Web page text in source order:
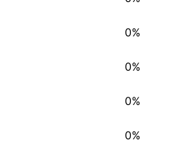
0%
0%
0%
0%